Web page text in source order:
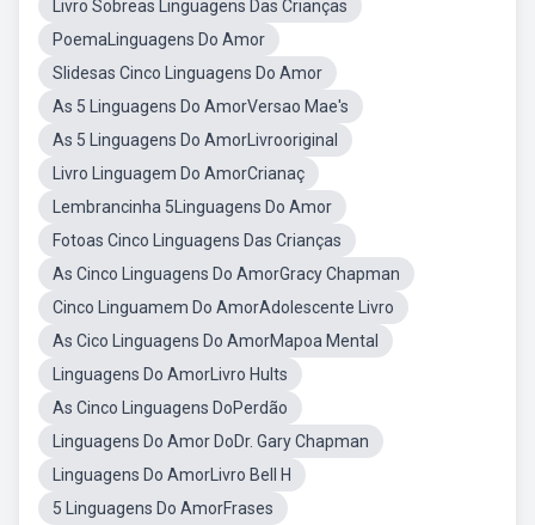
Livro Sobreas Linguagens Das Crianças
PoemaLinguagens Do Amor
Slidesas Cinco Linguagens Do Amor
As 5 Linguagens Do AmorVersao Mae's
As 5 Linguagens Do AmorLivrooriginal
Livro Linguagem Do AmorCrianaç
Lembrancinha 5Linguagens Do Amor
Fotoas Cinco Linguagens Das Crianças
As Cinco Linguagens Do AmorGracy Chapman
Cinco Linguamem Do AmorAdolescente Livro
As Cico Linguagens Do AmorMapoa Mental
Linguagens Do AmorLivro Hults
As Cinco Linguagens DoPerdão
Linguagens Do Amor DoDr. Gary Chapman
Linguagens Do AmorLivro Bell H
5 Linguagens Do AmorFrases